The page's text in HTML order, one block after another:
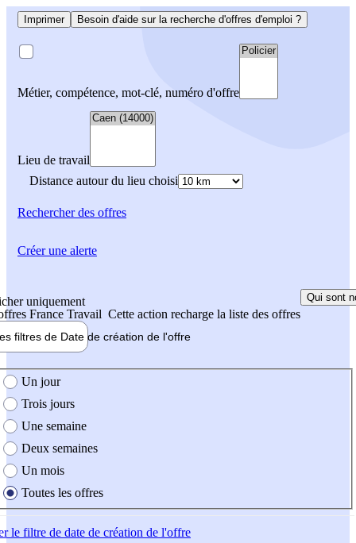
Imprimer Besoin d'aide sur la recherche d'offres d'emploi ?
Métier, compétence, mot-clé, numéro d'offre
Lieu de travail
Distance autour du lieu choisi
Rechercherdes offres
uniquement
France Travail Cette action recharge la liste des offres
Qui sont
filtres de Date de création de l'offre
création de l'offre
Un jour
Trois jours
Une semaine
Deux semaines
Un mois
Toutes les offres
le filtre de date de création de l'offre
Créer une alerte